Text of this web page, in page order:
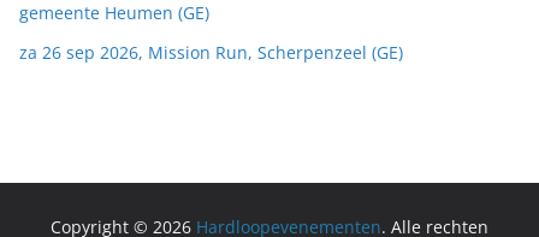
gemeente Heumen (GE)
za 26 sep 2026, Mission Run, Scherpenzeel (GE)
Copyright © 2026 Hardloopevenementen. Alle rechten